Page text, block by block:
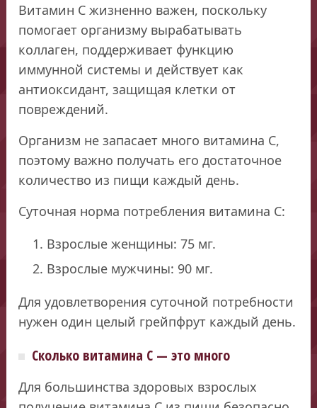
Витамин С жизненно важен, поскольку
помогает организму вырабатывать
коллаген, поддерживает функцию
иммунной системы и действует как
антиоксидант, защищая клетки от
повреждений.
Организм не запасает много витамина С,
поэтому важно получать его достаточное
количество из пищи каждый день.
Суточная норма потребления витамина С:
Взрослые женщины: 75 мг.
Взрослые мужчины: 90 мг.
Для удовлетворения суточной потребности
нужен один целый грейпфрут каждый день.
Сколько витамина С — это много
Для большинства здоровых взрослых